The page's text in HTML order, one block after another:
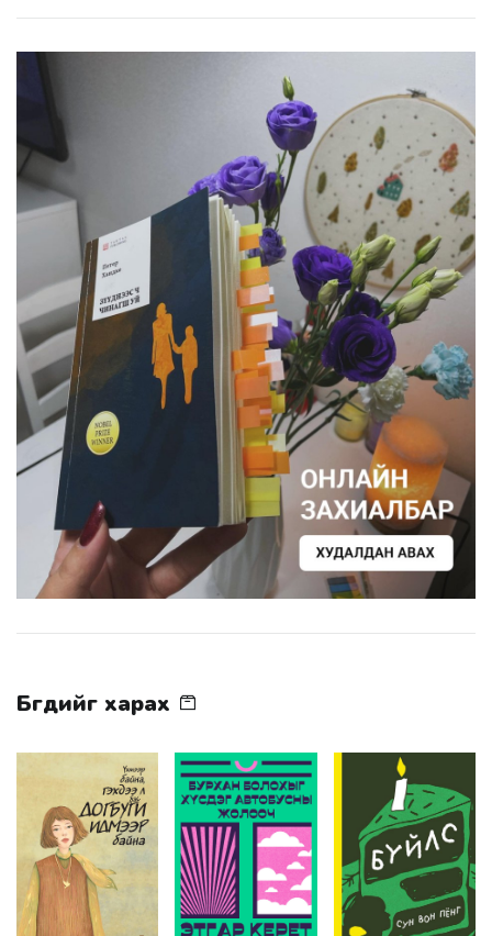
Бүгдийг харах